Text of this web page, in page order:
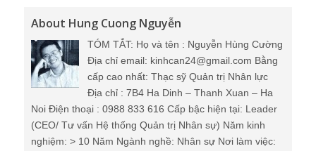
About Hung Cuong Nguyễn
TÓM TẮT: Họ và tên : Nguyễn Hùng Cường
Địa chỉ email: kinhcan24@gmail.com Bằng
cấp cao nhất: Thạc sỹ Quản trị Nhân lực
Địa chỉ : 7B4 Ha Dinh – Thanh Xuan – Ha
Noi Điện thoại : 0988 833 616 Cấp bậc hiện tại: Leader
(CEO/ Tư vấn Hệ thống Quản trị Nhân sự) Năm kinh
nghiệm: > 10 Năm Ngành nghề: Nhân sự Nơi làm việc: